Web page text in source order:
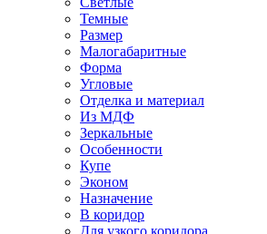
Темные
Размер
Малогабаритные
Форма
Угловые
Отделка и материал
Из МДФ
Зеркальные
Особенности
Купе
Эконом
Назначение
В коридор
Для узкого коридора